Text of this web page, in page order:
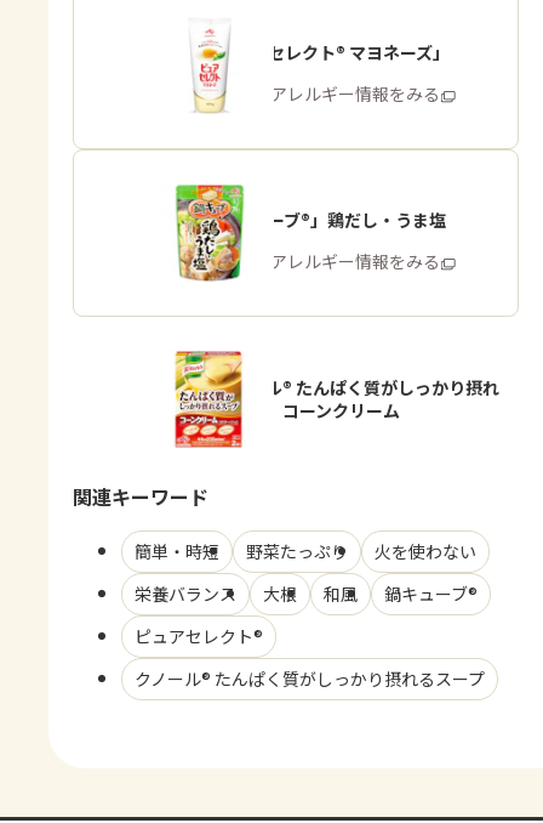
「ピュアセレクト® マヨネーズ」
商品・アレルギー情報をみる
「鍋キューブ®」鶏だし・うま塩
商品・アレルギー情報をみる
「クノール® たんぱく質がしっかり摂れ
るスープ」コーンクリーム
関連キーワード
簡単・時短 野菜たっぷり
火を使わない
栄養バランス
大根 和風
鍋キューブ®
ピュアセレクト®
クノール® たんぱく質がしっかり摂れるスープ